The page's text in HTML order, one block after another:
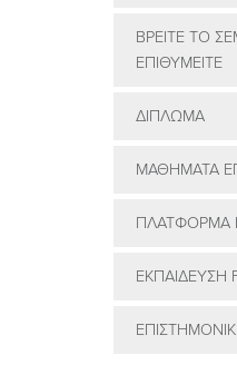
ΒΡEIΤΕ ΤΟ
ΕΠΙΘΥΜΕIΤΕ
ΔIΠΛΩΜΑ
ΜΑΘΗΜΑΤΑ
ΠΛΑΤΦΟΡΜΑ
ΕΚΠΑIΔΕΥΣΗ